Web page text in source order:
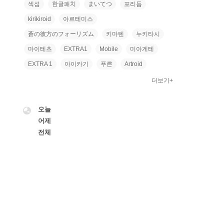
섹섬 한글패치 まいてつ 포리듬
kirikiroid 아르테미스
蒼の彼方のフォーリズム 키마텐 누키타시
마이테츠 EXTRA1 Mobile 미아게테
EXTRA 1 아이카기 푸른 Artroid
더보기+
VISITOR
오늘
어제
전체